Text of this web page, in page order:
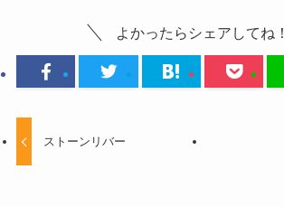
よかったらシェアしてね！
ストーンリバー